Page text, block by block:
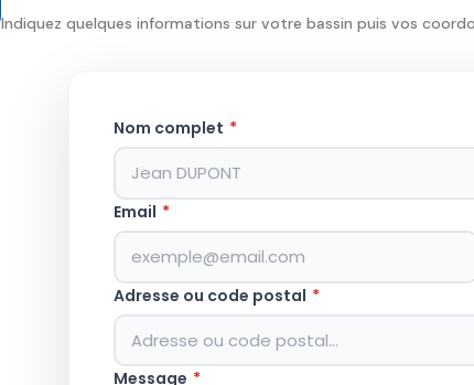
Indiquez quelques informations sur votre bassin puis vos
Nom complet *
Email *
Adresse ou code postal *
Message *